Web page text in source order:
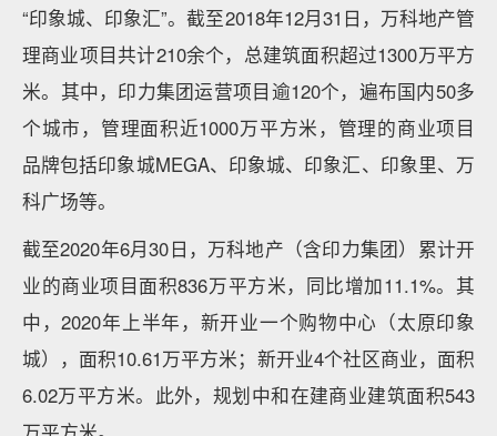
“印象城、印象汇”。截至2018年12月31日，万科地产管
理商业项目共计210余个，总建筑面积超过1300万平方
米。其中，印力集团运营项目逾120个，遍布国内50多
个城市，管理面积近1000万平方米，管理的商业项目
品牌包括印象城MEGA、印象城、印象汇、印象里、万
科广场等。
截至2020年6月30日，万科地产（含印力集团）累计开
业的商业项目面积836万平方米，同比增加11.1%。其
中，2020年上半年，新开业一个购物中心（太原印象
城），面积10.61万平方米；新开业4个社区商业，面积
6.02万平方米。此外，规划中和在建商业建筑面积543